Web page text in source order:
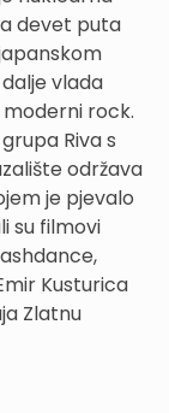
devet puta
vlada
moderni rock.
Riva s
održava
je pjevalo
su filmovi
Kusturica
Zlatnu